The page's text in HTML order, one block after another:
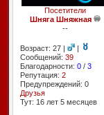
Посетители
Шняга Шняжная
--
Возраст: 27 |
|
Сообщений: 39
Благодарности: 0/ 3
Репутация: 2
Предупреждений: 0
Друзья
Тут: 16 лет 5 месяцев